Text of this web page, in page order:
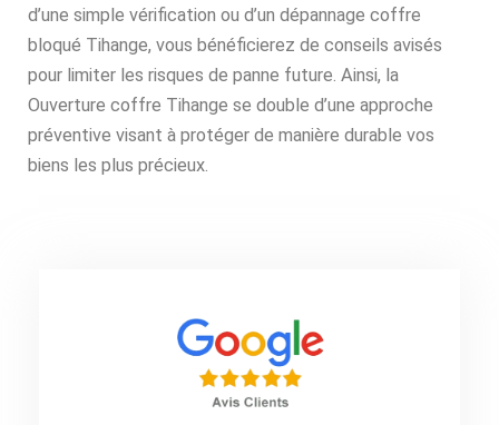
d’une simple vérification ou d’un dépannage coffre
bloqué Tihange, vous bénéficierez de conseils avisés
pour limiter les risques de panne future. Ainsi, la
Ouverture coffre Tihange se double d’une approche
préventive visant à protéger de manière durable vos
biens les plus précieux.